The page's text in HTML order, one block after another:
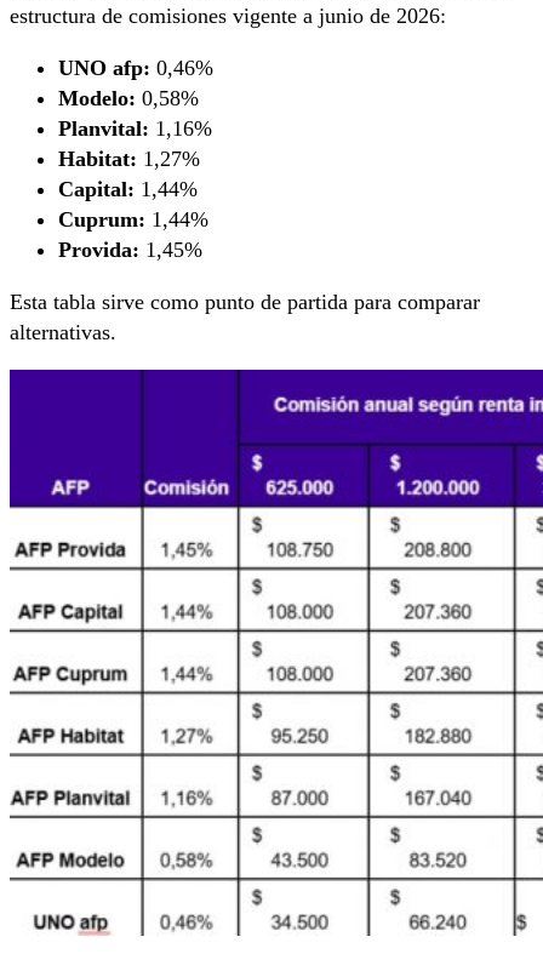
estructura de comisiones vigente a junio de 2026:
UNO afp: 0,46%
Modelo: 0,58%
Planvital: 1,16%
Habitat: 1,27%
Capital: 1,44%
Cuprum: 1,44%
Provida: 1,45%
Esta tabla sirve como punto de partida para comparar
alternativas.